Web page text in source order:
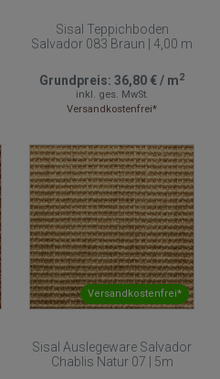
Sisal Teppichboden
Salvador 083 Braun | 4,00 m
Grundpreis: 36,80 €/ m2
inkl. ges. MwSt.
Versandkostenfrei*
Versandkostenfrei*
Sisal Auslegeware Salvador
Chablis Natur 07 | 5m